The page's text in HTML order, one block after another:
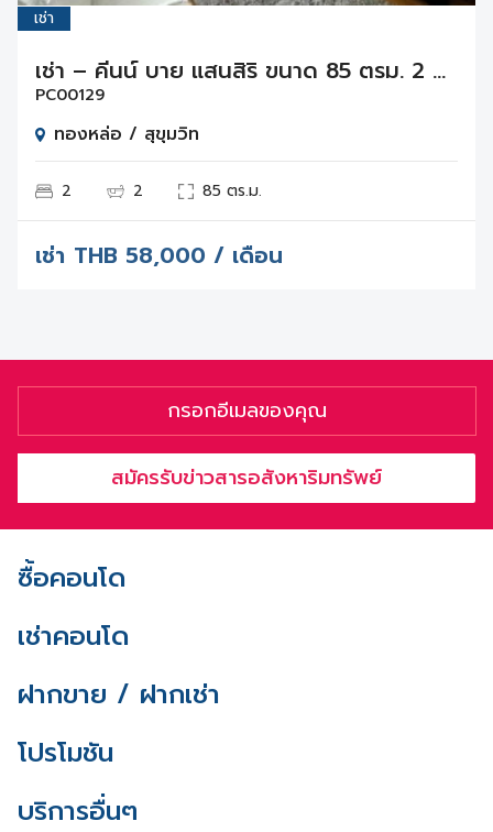
เช่า
เช่า – คีนน์ บาย แสนสิริ ขนาด 85 ตรม. 2 ห้องนอน Duplex บนชั้น 24-25
PC00129
ทองหล่อ / สุขุมวิท
2 2 85 ตร.ม.
เช่า THB 58,000 / เดือน
สมัครรับข่าวสารอสังหาริมทรัพย์
ซื้อคอนโด
เช่าคอนโด
ฝากขาย / ฝากเช่า
โปรโมชัน
บริการอื่นๆ